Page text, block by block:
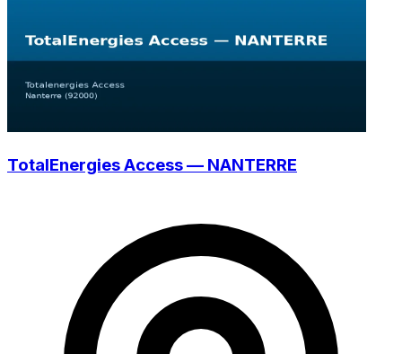
TotalEnergies Access — NANTERRE